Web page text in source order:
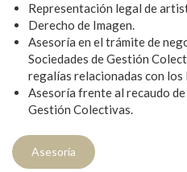
Representación legal de
Derecho de Imagen.
Asesoría en el trámite de
Sociedades de Gestión
regalías relacionadas con
Asesoría frente al recaudo
Gestión Colectivas.
Asesoría